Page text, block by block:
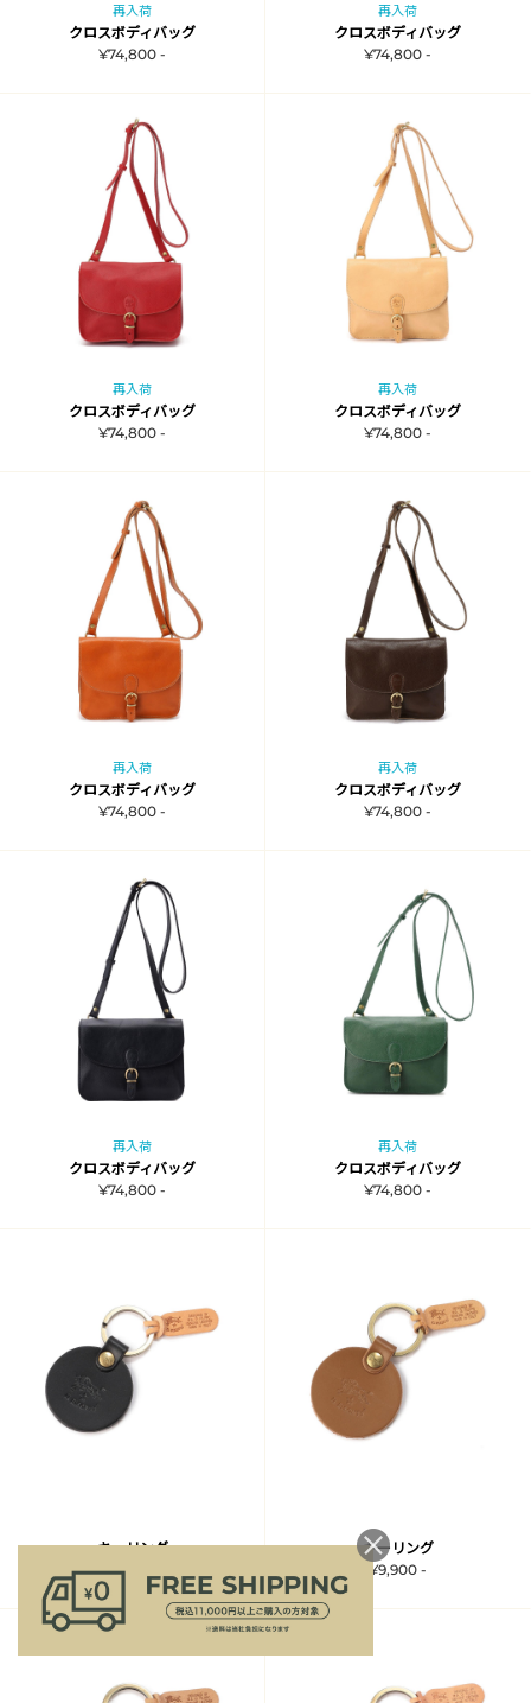
再入荷
クロスボディバッグ
¥74,800 -
再入荷
クロスボディバッグ
¥74,800 -
再入荷
クロスボディバッグ
¥74,800 -
再入荷
クロスボディバッグ
¥74,800 -
再入荷
クロスボディバッグ
¥74,800 -
再入荷
クロスボディバッグ
¥74,800 -
再入荷
クロスボディバッグ
¥74,800 -
再入荷
クロスボディバッグ
¥74,800 -
キーリング
¥9,900 -
キーリング
¥9,900 -